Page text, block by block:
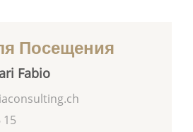
Посещения
Fabio
15